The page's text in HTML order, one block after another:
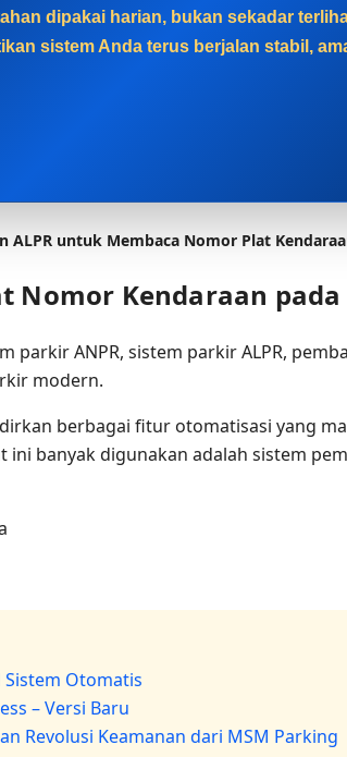
dipakai harian, bukan sekadar
sistem Anda terus berjalan stabil,
ALPR untuk Membaca Nomor Plat
Nomor Kendaraan
berbagai fitur otomatisasi yang
banyak digunakan adalah sistem
Sistem Otomatis
– Versi Baru
Revolusi Keamanan dari MSM Parking